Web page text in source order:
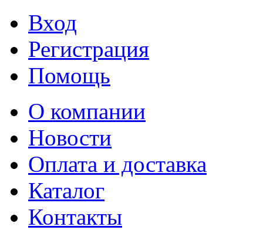
Вход
Регистрация
Помощь
О компании
Новости
Оплата и доставка
Каталог
Контакты